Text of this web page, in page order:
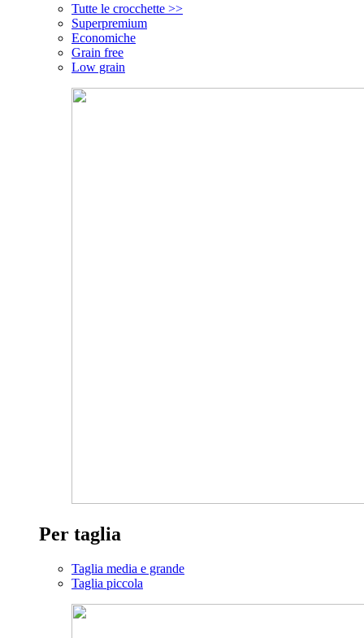
Tutte le crocchette >>
Superpremium
Economiche
Grain free
Low grain
Per taglia
Taglia media e grande
Taglia piccola